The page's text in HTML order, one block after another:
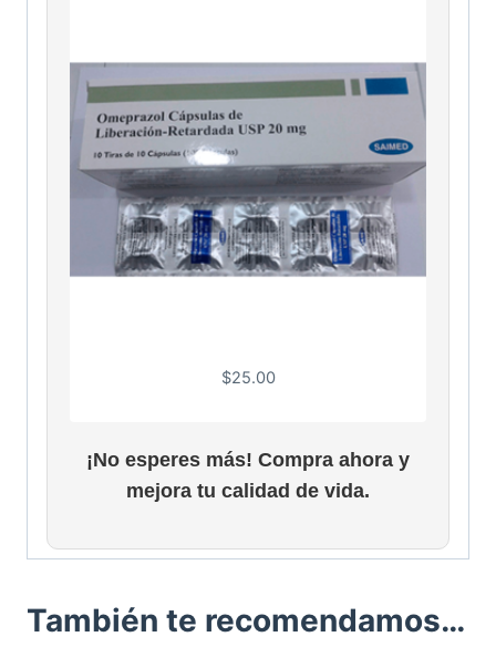
$25.00
¡No esperes más! Compra ahora y
mejora tu calidad de vida.
También te recomendamos…